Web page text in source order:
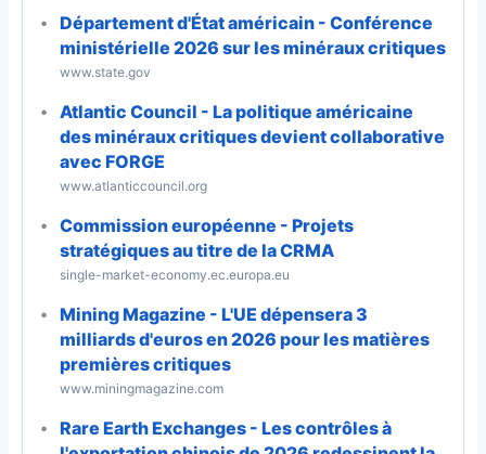
Département d'État américain - Conférence
ministérielle 2026 sur les minéraux critiques
www.state.gov
Atlantic Council - La politique américaine
des minéraux critiques devient collaborative
avec FORGE
www.atlanticcouncil.org
Commission européenne - Projets
stratégiques au titre de la CRMA
single-market-economy.ec.europa.eu
Mining Magazine - L'UE dépensera 3
milliards d'euros en 2026 pour les matières
premières critiques
www.miningmagazine.com
Rare Earth Exchanges - Les contrôles à